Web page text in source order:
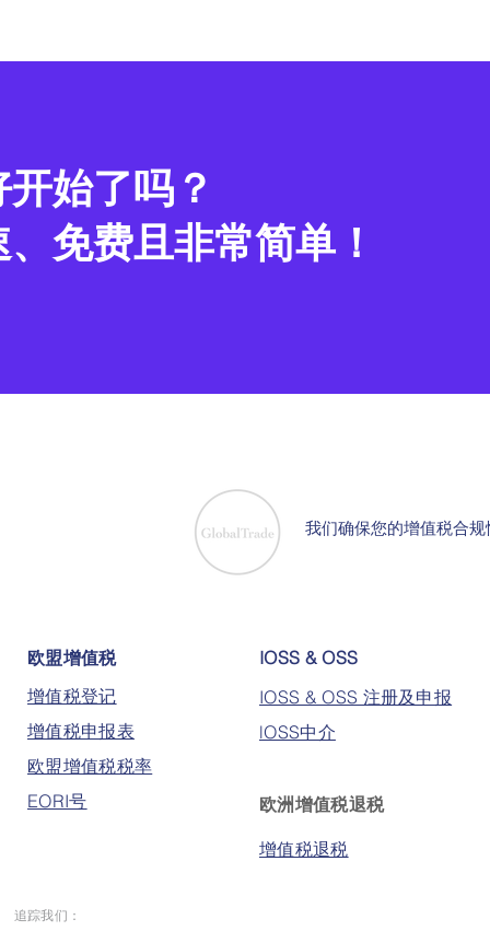
始了吗？
免费且非常简单！
我们确保您的增值税合
欧盟增值税
增值税登记
增值税申报表
欧盟增值税税率
EORI号
IOSS & OSS
IOSS & OSS 注册及申报
lOSS中介
欧洲增值税退税
增值税退税
追踪我们：